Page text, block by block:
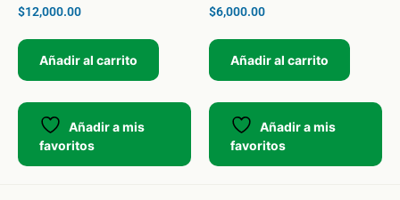
$12,000.00
Añadir al carrito
Añadir a mis
favoritos
$6,000.00
Añadir al carrito
Añadir a mis
favoritos